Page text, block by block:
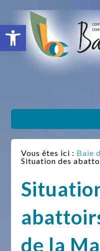
Ouvrir la
Vous êtes ici : Baie
Situation des
de la